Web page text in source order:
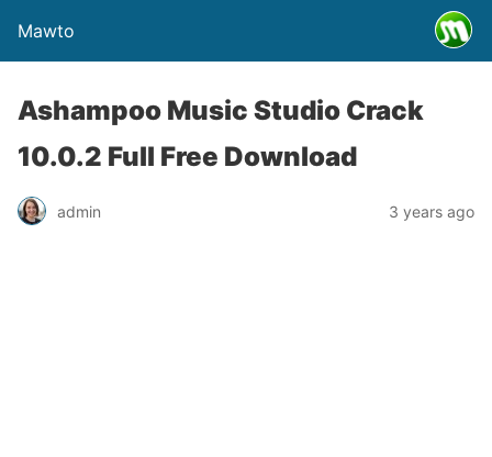
Mawto
Ashampoo Music Studio Crack
10.0.2 Full Free Download
admin 3 years ago